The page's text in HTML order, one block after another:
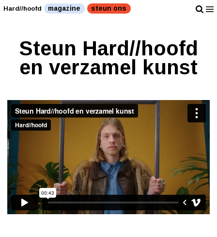
Hard//hoofd magazine steun ons
Steun Hard//hoofd
en verzamel kunst